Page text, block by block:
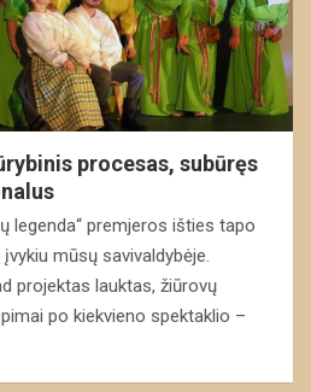
procesas, subūręs
legenda“ premjeros išties tapo
mūsų savivaldybėje.
projektas lauktas, žiūrovų
po kiekvieno spektaklio –